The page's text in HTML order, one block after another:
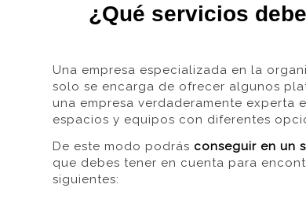
¿Qué servicios
Una empresa especializada en la
solo se encarga de ofrecer algunos
una empresa verdaderamente experta
espacios y equipos con diferentes
De este modo podrás conseguir en un
que debes tener en cuenta para
siguientes: